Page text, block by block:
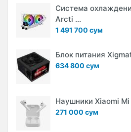
Система
Arcti ...
1 491 700 сум
Блок питания
634 800 сум
Наушники Xiaomi Mi
271 000 сум